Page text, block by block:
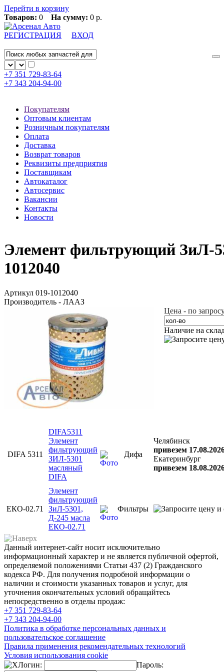
Перейти в корзину
Товаров: 0 На сумму: 0 р.
РЕГИСТРАЦИЯ ВХОД
+7 351 729-83-64
+7 343 204-94-00
Покупателям
Оптовым клиентам
Розничным покупателям
Оплата
Доставка
Возврат товаров
Реквизиты предприятия
Поставщикам
Автокаталог
Автосервис
Вакансии
Контакты
Новости
Элемент фильтрующий ЗиЛ-
1012040
Артикул 019-1012040
Производитель - ЛААЗ
Цена - по
Наличие на
DIFA 5311
DIFA5311
Элемент
фильтрующий
ЗИЛ-5301
масляный
DIFA
Дифа
Челябинск
привезем
Екатеринбург
привезем
ЕКО-02.71
Элемент
фильтрующий
ЗиЛ-5301,
Д-245 масла
ЕКО-02.71
Фильтры
Данный интернет-сайт носит исключительно
информационный характер и не является публичной офертой,
определяемой положениями Статьи 437 (2) Гражданского
кодекса РФ. Для получения подробной информации о
наличии и стоимости указанных товаров и услуг, для
уточнения окончательных условий обращайтесь
непосредственно в отделы продаж:
+7 351 729-83-64
+7 343 204-94-00
Политика в обработке персональных данных и
пользовательское соглашение
Правила применения рекомендательных технологий
Условия использования cookie
Логин:
Пароль: